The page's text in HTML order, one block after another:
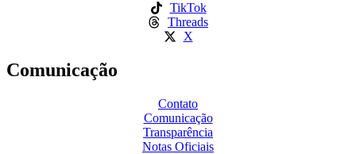
TikTok
Threads
X
Comunicação
Contato
Comunicação
Transparência
Notas Oficiais